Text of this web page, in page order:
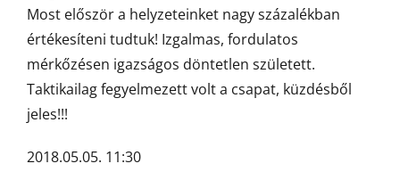
Most először a helyzeteinket nagy százalékban
értékesíteni tudtuk! Izgalmas, fordulatos
mérkőzésen igazságos döntetlen született.
Taktikailag fegyelmezett volt a csapat, küzdésből
jeles!!!
2018.05.05. 11:30